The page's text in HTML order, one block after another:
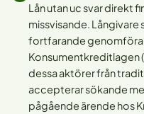
Lån utan uc svar direkt
missvisande.
fortfarande
Konsumentkreditlagen
dessa aktörer från
accepterar sökande
pågående ärende hos